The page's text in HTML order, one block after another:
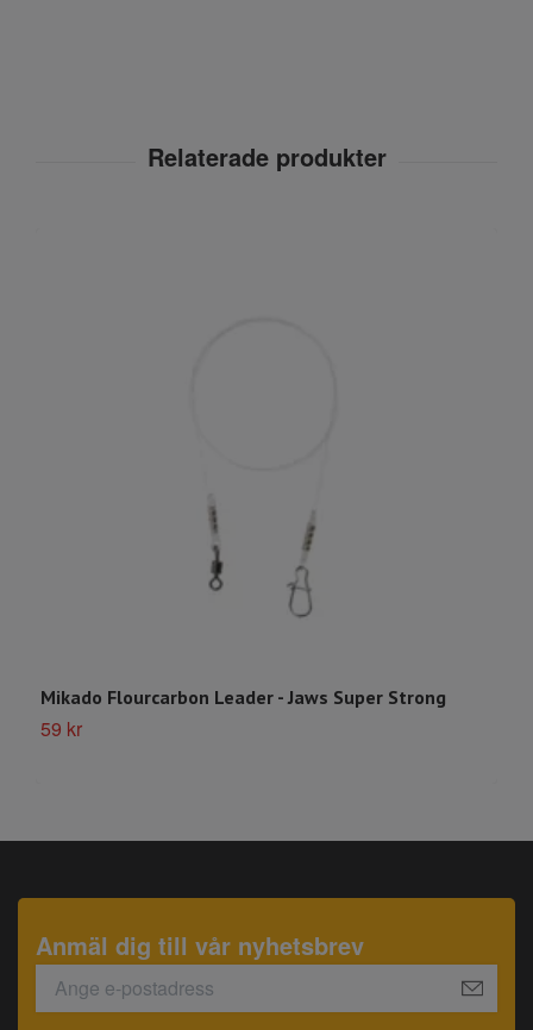
Mikado Flourcarbon Leader - Jaws Super Strong
59 kr
Anmäl dig till vår nyhetsbrev